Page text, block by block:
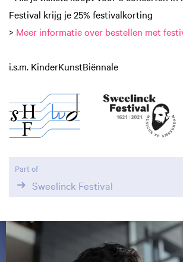
Festival krijg je 25% festivalkorting
> Meer informatie over bestellen met
i.s.m. KinderKunstBiënnale
Part of
Sweelinck Festival
Skip